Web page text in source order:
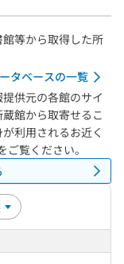
等から取得した所
タベースの一覧
供元の各館のサイ
館から取寄せるこ
利用されるお近く
ご覧ください。